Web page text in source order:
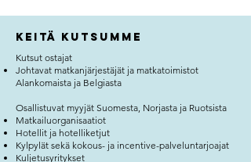
Keitä kutsumme
Kutsut ostajat
Johtavat matkanjärjestäjät ja matkatoimistot
Alankomaista ja Belgiasta
Osallistuvat myyjät Suomesta, Norjasta ja Ruotsista
Matkailuorganisaatiot
Hotellit ja hotelliketjut
Kylpylät sekä kokous- ja incentive-palveluntarjoajat
Kuljetusyritykset